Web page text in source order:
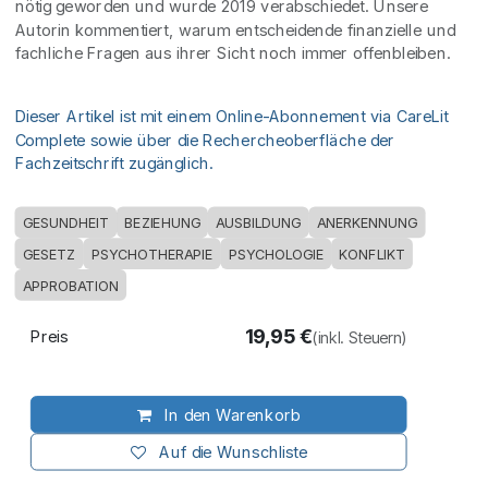
nötig geworden und wurde 2019 verabschiedet. Unsere
Autorin kommentiert, warum entscheidende finanzielle und
fachliche Fragen aus ihrer Sicht noch immer offenbleiben.
Dieser Artikel ist mit einem Online-Abonnement via CareLit
Complete sowie über die Rechercheoberfläche der
Fachzeitschrift zugänglich.
GESUNDHEIT BEZIEHUNG AUSBILDUNG ANERKENNUNG
GESETZ PSYCHOTHERAPIE PSYCHOLOGIE KONFLIKT
APPROBATION
In den Warenkorb
Auf die Wunschliste
Preis 19,95€(inkl. Steuern)